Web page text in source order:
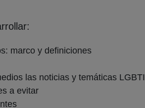
marco y definiciones
las noticias y temáticas
a evitar